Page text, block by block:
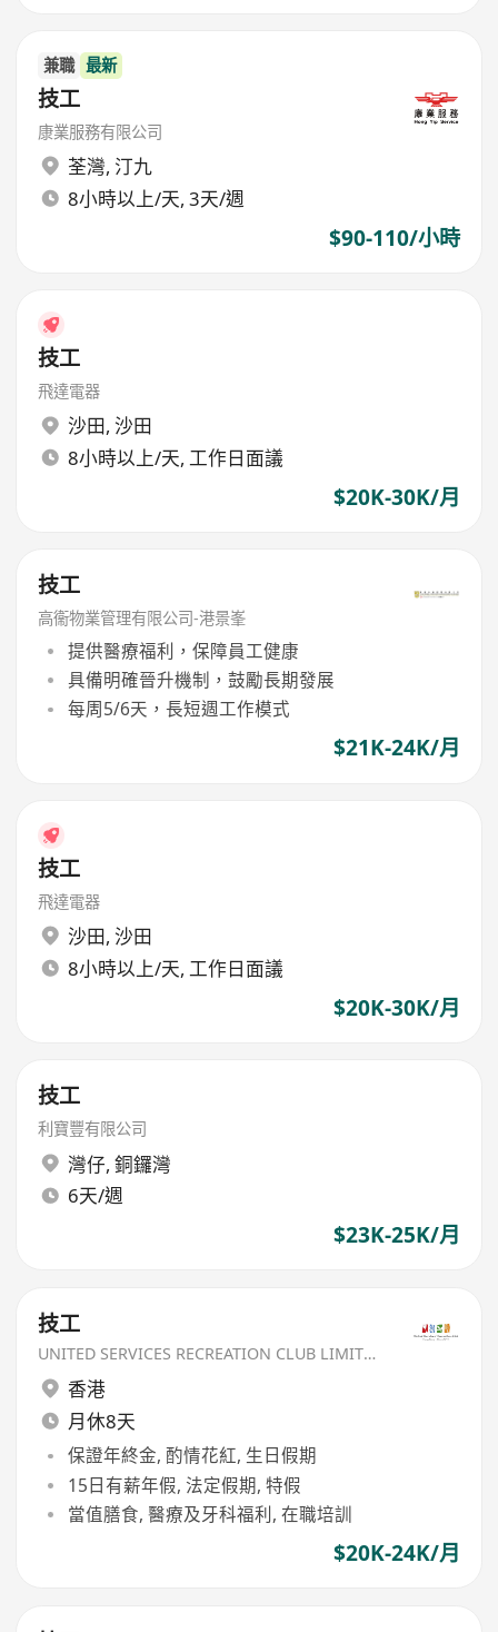
兼職 最新
技工
康業服務有限公司
荃灣, 汀九
8小時以上/天, 3天/週
$90-110/小時
技工
飛達電器
沙田, 沙田
8小時以上/天, 工作日面議
$20K-30K/月
技工
高衞物業管理有限公司-港景峯
提供醫療福利，保障員工健康
具備明確晉升機制，鼓勵長期發展
每周5/6天，長短週工作模式
$21K-24K/月
技工
飛達電器
沙田, 沙田
8小時以上/天, 工作日面議
$20K-30K/月
技工
利寶豐有限公司
灣仔, 銅鑼灣
6天/週
$23K-25K/月
技工
UNITED SERVICES RECREATION CLUB LIMITED
香港
月休8天
保證年終金, 酌情花紅, 生日假期
15日有薪年假, 法定假期, 特假
當值膳食, 醫療及牙科福利, 在職培訓
$20K-24K/月